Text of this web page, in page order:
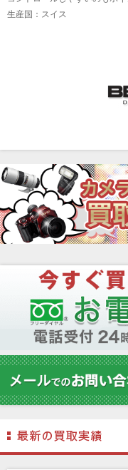
生産国：スイス